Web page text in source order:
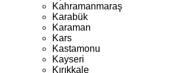
Kahramanmaraş
Karabük
Karaman
Kars
Kastamonu
Kayseri
Kırıkkale